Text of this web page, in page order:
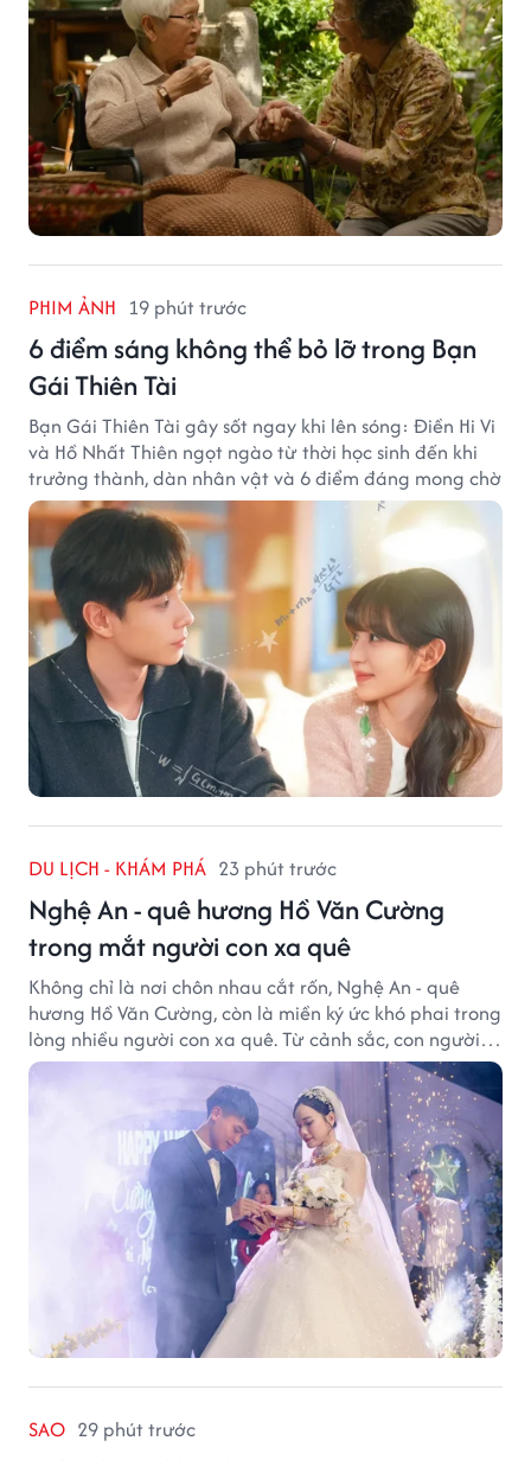
PHIM ẢNH 19 phút trước
6 điểm sáng không thể bỏ lỡ trong Bạn
Gái Thiên Tài
Bạn Gái Thiên Tài gây sốt ngay khi lên sóng: Điền Hi Vi
và Hồ Nhất Thiên ngọt ngào từ thời học sinh đến khi
trưởng thành, dàn nhân vật và 6 điểm đáng mong chờ
DU LỊCH - KHÁM PHÁ 23 phút trước
Nghệ An - quê hương Hồ Văn Cường
trong mắt người con xa quê
Không chỉ là nơi chôn nhau cắt rốn, Nghệ An - quê
hương Hồ Văn Cường, còn là miền ký ức khó phai trong
lòng nhiều người con xa quê. Từ cảnh sắc, con người
đến hương vị quê nhà, tất cả đều trở thành những
điều khiến họ luôn mong ngày trở về.
SAO 29 phút trước